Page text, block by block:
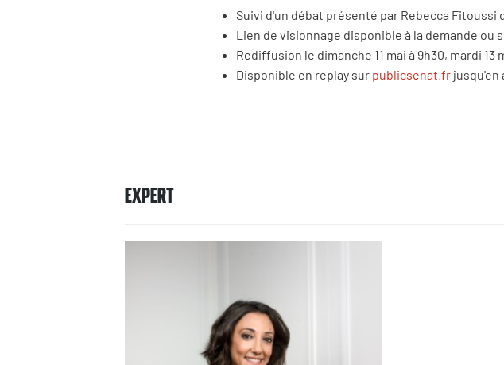
Suivi d'un débat présenté par Rebecca Fitoussi
Lien de visionnage disponible à la demande
Rediffusion le dimanche 11 mai à 9h30, mardi 13
Disponible en replay sur publicsenat.fr jusqu'en
EXPERT